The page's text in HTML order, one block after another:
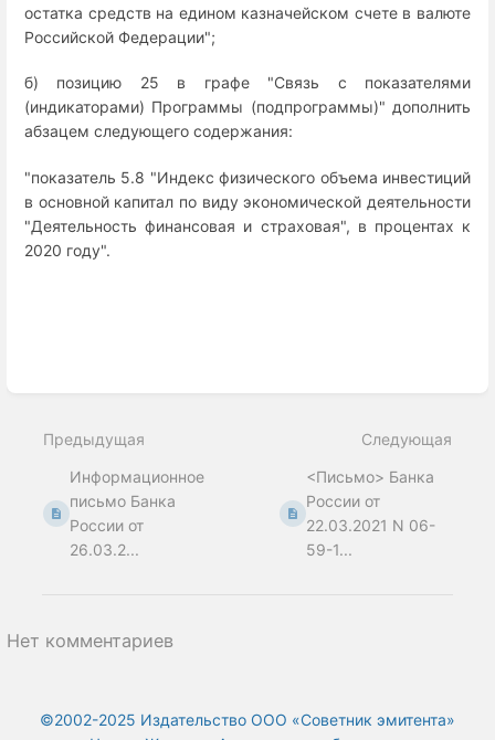
остатка средств на едином казначейском счете в валюте
Российской Федерации";
б) позицию 25 в графе "Связь с показателями
(индикаторами) Программы (подпрограммы)" дополнить
абзацем следующего содержания:
"показатель 5.8 "Индекс физического объема инвестиций
в основной капитал по виду экономической деятельности
"Деятельность финансовая и страховая", в процентах к
2020 году".
mode
Предыдущая
Информационное
письмо Банка
России от
26.03.2...
Следующая
<Письмо> Банка
России от
22.03.2021 N 06-
59-1...
Нет комментариев
©2002-2025 Издательство ООО «‎Советник эмитента»